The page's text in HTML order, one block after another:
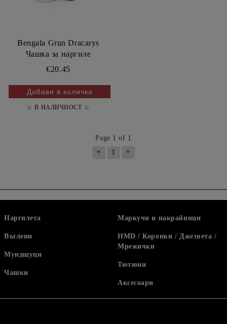
Bengala Grun Dracarys
Чашка за наргиле
€20.45
☺ В НАЛИЧНОСТ ☺
Page 1 of 1
«
1 »
Наргилета
Въглени
Мундщуци
Чашки
Маркучи и накрайници
HMD / Коронки / Джезвета /
Мрежички
Тютюни
Аксесоари